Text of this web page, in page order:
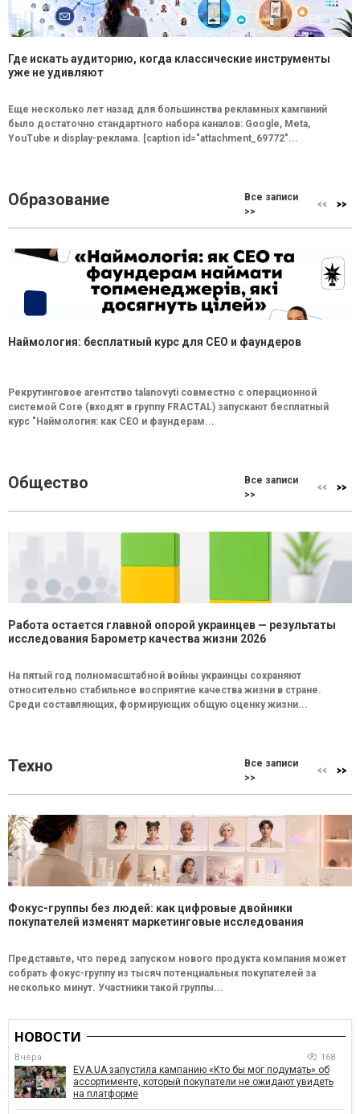
Где искать аудиторию, когда классические инструменты
уже не удивляют
Еще несколько лет назад для большинства рекламных кампаний
было достаточно стандартного набора каналов: Google, Meta,
YouTube и display-реклама. [caption id="attachment_69772"...
Образование
Все записи
>>
Наймология: бесплатный курс для CEO и фаундеров
Рекрутинговое агентство talanovyti совместно с операционной
системой Core (входят в группу FRACTAL) запускают бесплатный
курс "Наймология: как СEO и фаундерам...
Общество
Все записи
>>
Работа остается главной опорой украинцев — результаты
исследования Барометр качества жизни 2026
На пятый год полномасштабной войны украинцы сохраняют
относительно стабильное восприятие качества жизни в стране.
Среди составляющих, формирующих общую оценку жизни...
Техно
Все записи
>>
Фокус-группы без людей: как цифровые двойники
покупателей изменят маркетинговые исследования
Представьте, что перед запуском нового продукта компания может
собрать фокус-группу из тысяч потенциальных покупателей за
несколько минут. Участники такой группы...
НОВОСТИ
Вчера 168
EVA.UA запустила кампанию «Кто бы мог подумать» об
ассортименте, который покупатели не ожидают увидеть
на платформе